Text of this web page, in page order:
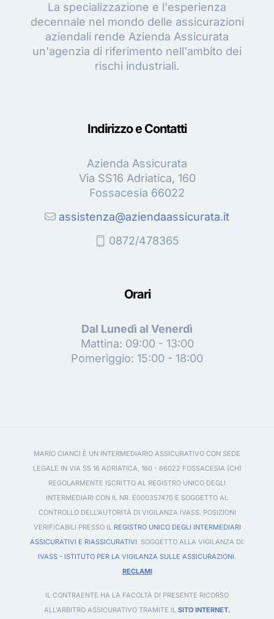
La specializzazione e l'esperienza
decennale nel mondo delle assicurazioni
aziendali rende Azienda Assicurata
un'agenzia di riferimento nell'ambito dei
rischi industriali.
Indirizzo e Contatti
Azienda Assicurata
Via SS16 Adriatica, 160
Fossacesia 66022
assistenza@aziendaassicurata.it
0872/478365
Orari
Dal Lunedì al Venerdì
Mattina: 09:00 - 13:00
Pomeriggio: 15:00 - 18:00
MARIO CIANCI È UN INTERMEDIARIO ASSICURATIVO CON SEDE
LEGALE IN VIA SS 16 ADRIATICA, 160 - 66022 FOSSACESIA (CH)
REGOLARMENTE ISCRITTO AL REGISTRO UNICO DEGLI
INTERMEDIARI CON IL NR. E000357470 E SOGGETTO AL
CONTROLLO DELL'AUTORITÀ DI VIGILANZA IVASS. POSIZIONI
VERIFICABILI PRESSO IL REGISTRO UNICO DEGLI INTERMEDIARI
ASSICURATIVI E RIASSICURATIVI. SOGGETTO ALLA VIGILANZA DI:
IVASS - ISTITUTO PER LA VIGILANZA SULLE ASSICURAZIONI.
RECLAMI
IL CONTRAENTE HA LA FACOLTÀ DI PRESENTE RICORSO
ALL'ARBITRO ASSICURATIVO TRAMITE IL SITO INTERNET.